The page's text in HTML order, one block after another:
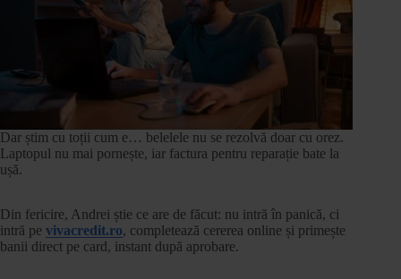
Dar știm cu toții cum e… belelele nu se rezolvă doar cu orez.
Laptopul nu mai pornește, iar factura pentru reparație bate la
ușă.
Din fericire, Andrei știe ce are de făcut: nu intră în panică, ci
intră pe vivacredit.ro, completează cererea online și primește
banii direct pe card, instant după aprobare.